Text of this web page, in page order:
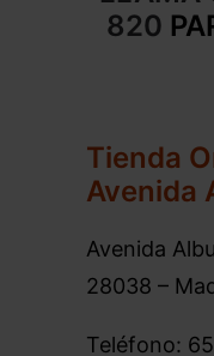
820
Tienda
Avenida
Avenida
28038 –
Teléfono: